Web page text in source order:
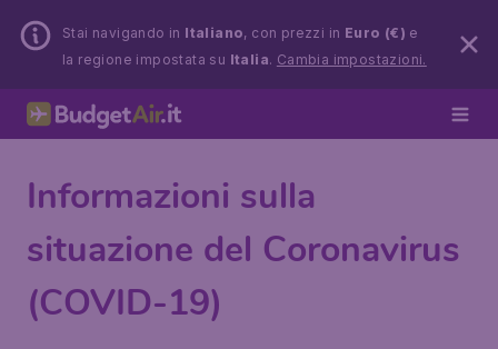
Stai navigando in Italiano, con prezzi in Euro (€) e
la regione impostata su Italia. Cambia impostazioni.
Informazioni sulla
situazione del Coronavirus
(COVID-19)